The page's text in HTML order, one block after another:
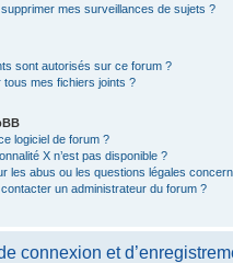
mes surveillances de sujets ?
sont autorisés sur ce forum ?
tous mes fichiers joints ?
logiciel de forum ?
X n’est pas disponible ?
les abus ou les questions légales
un administrateur du forum ?
connexion et